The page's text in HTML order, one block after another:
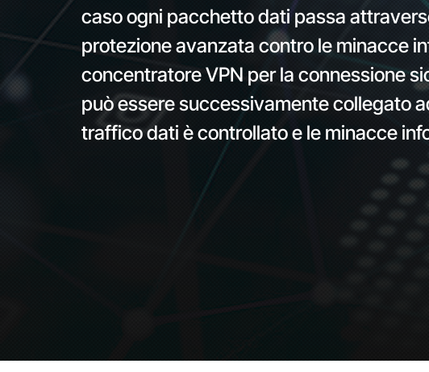
caso ogni pacchetto dati passa
protezione avanzata contro le minacce
concentratore VPN per la connessione
può essere successivamente collegato
traffico dati è controllato e le minacce